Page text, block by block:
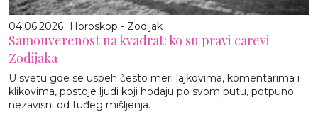
04.06.2026 Horoskop - Zodijak
Samouverenost na kvadrat: ko su pravi carevi
Zodijaka
U svetu gde se uspeh često meri lajkovima, komentarima i
klikovima, postoje ljudi koji hodaju po svom putu, potpuno
nezavisni od tuđeg mišljenja.